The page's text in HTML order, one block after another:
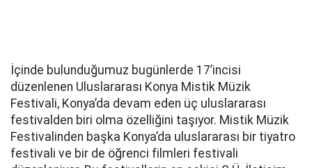
İçinde bulunduğumuz bugünlerde 17’incisi
düzenlenen Uluslararası Konya Mistik Müzik
Festivali, Konya’da devam eden üç uluslararası
festivalden biri olma özelliğini taşıyor. Mistik Müzik
Festivalinden başka Konya’da uluslararası bir tiyatro
festivali ve bir de öğrenci filmleri festivali